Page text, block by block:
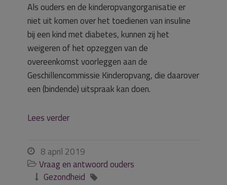
Als ouders en de kinderopvangorganisatie er
niet uit komen over het toedienen van insuline
bij een kind met diabetes, kunnen zij het
weigeren of het opzeggen van de
overeenkomst voorleggen aan de
Geschillencommissie Kinderopvang, die daarover
een (bindende) uitspraak kan doen.
Lees verder
 8 april 2019
 Vraag en antwoord ouders
 Gezondheid 